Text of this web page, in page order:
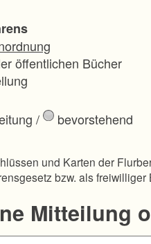
öffentlichen Bücher
/ bevorstehend
und Karten der
bzw. als freiwilliger
Mitteilung